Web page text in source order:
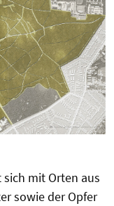
mit Orten aus
sowie der Opfer